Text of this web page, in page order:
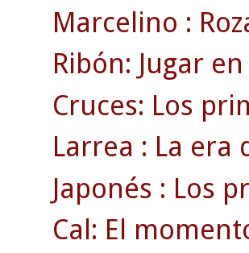
Marcelino :
Ribón: Jugar
Cruces: Los
Larrea : La era
Japonés : Los
Cal: El